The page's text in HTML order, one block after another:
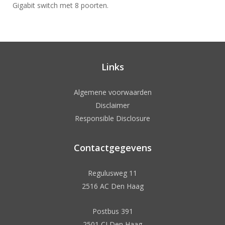
Gigabit switch met 8 poorten.
Links
Algemene voorwaarden
Disclaimer
Responsible Disclosure
Contactgegevens
Regulusweg 11
2516 AC Den Haag
Postbus 391